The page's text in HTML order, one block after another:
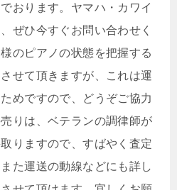
おります。ヤマハ・カワイ
ぜひ今すぐお問い合わせく
のピアノの状態を把握する
せて頂きますが、これは運
めですので、どうぞご協力
りは、ベテランの調律師が
りますので、すばやく査定
た運送の動線などにも詳し